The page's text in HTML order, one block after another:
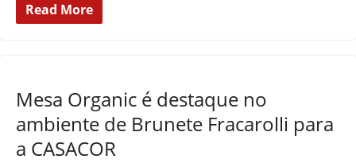
Read More
Mesa Organic é destaque no
ambiente de Brunete Fracarolli para
a CASACOR